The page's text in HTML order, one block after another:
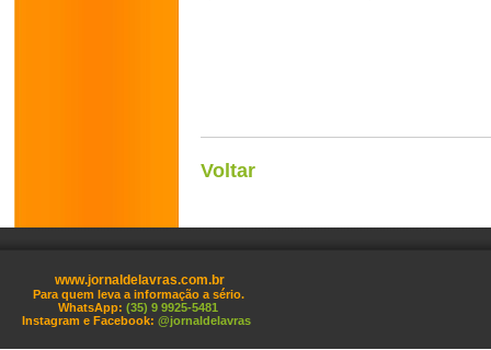
Voltar
www.jornaldelavras.com.br
Para quem leva a informação a sério.
WhatsApp: (35) 9 9925-5481
Instagram e Facebook: @jornaldelavras